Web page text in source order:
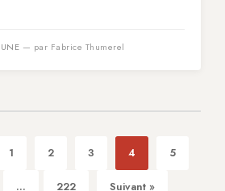
UNE — par Fabrice Thumerel
1 2 3 4 5
... 222 Suivant »